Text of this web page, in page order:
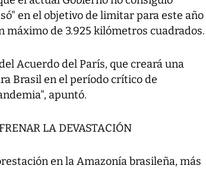
en el objetivo de limitar para este año
máximo de 3.925 kilómetros cuadrados.
Acuerdo del París, que creará una
Brasil en el período crítico de
apuntó.
LA DEVASTACIÓN
en la Amazonía brasileña, más